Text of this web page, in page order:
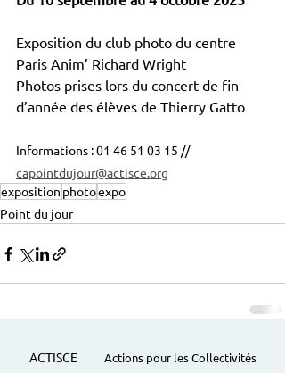
Exposition du club photo du centre
Paris Anim’ Richard Wright
Photos prises lors du concert de fin
d’année des élèves de Thierry Gatto
Informations : 01 46 51 03 15 //
capointdujour@actisce.org
exposition photoexpo
Point du jour
ACTISCE
Actions pour les Collectivités